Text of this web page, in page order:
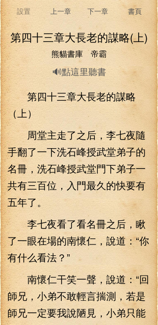
設置 上一章 下一章 書頁
第四十三章大長老的謀略(上)
熊貓書庫 帝霸
🔊點這里聽書
第四十三章大長老的謀略
（上）
周堂主走了之后，李七夜隨
手翻了一下洗石峰授武堂弟子的
名冊，洗石峰授武堂門下弟子一
共有三百位，入門最久的快要有
五年了。
李七夜看了看名冊之后，瞅
了一眼在場的南懷仁，說道：“你
有什么看法？”
南懷仁干笑一聲，說道：“回
師兄，小弟不敢輕言揣測，若是
師兄一定要我說陋見，小弟只能